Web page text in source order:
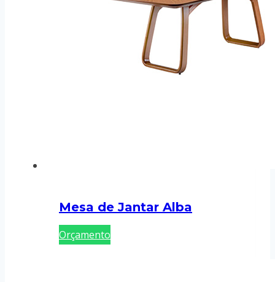
Mesa de Jantar Alba
Orçamento